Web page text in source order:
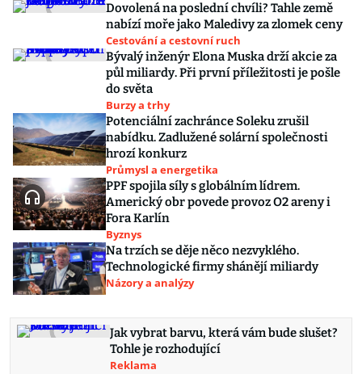
Dovolená na poslední chvíli? Tahle země
nabízí moře jako Maledivy za zlomek ceny
Cestování a cestovní ruch
Bývalý inženýr Elona Muska drží akcie za
půl miliardy. Při první příležitosti je pošle
do světa
Burzy a trhy
Potenciální zachránce Soleku zrušil
nabídku. Zadlužené solární společnosti
hrozí konkurz
Průmysl a energetika
PPF spojila síly s globálním lídrem.
Americký obr povede provoz O2 areny i
Fora Karlín
Byznys
Na trzích se děje něco nezvyklého.
Technologické firmy shánějí miliardy
Názory a analýzy
Jak vybrat barvu, která vám bude slušet?
Tohle je rozhodující
Reklama